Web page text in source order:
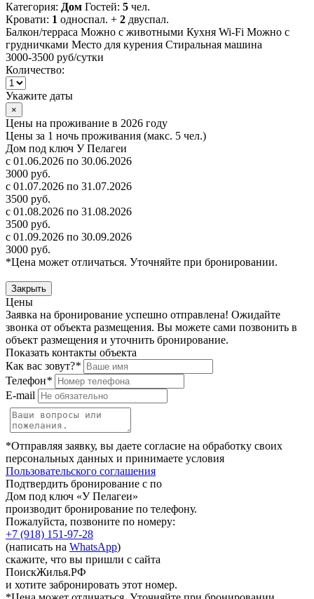
Категория: Дом Гостей: 5 чел.
Кровати: 1 односпал. + 2 двуспал.
Балкон/терраса Можно с животными Кухня Wi-Fi Можно с
грудничками Место для курения Стиральная машина
3000-3500 руб/сутки
Количество:
Укажите даты
×
Цены на проживание в 2026 году
Цены за 1 ночь проживания (макс. 5 чел.)
Дом под ключ У Пелагеи
с 01.06.2026 по 30.06.2026
3000 руб.
с 01.07.2026 по 31.07.2026
3500 руб.
с 01.08.2026 по 31.08.2026
3500 руб.
с 01.09.2026 по 30.09.2026
3000 руб.
*Цена может отличаться. Уточняйте при бронировании.
Закрыть
Цены
Заявка на бронирование успешно отправлена! Ожидайте
звонка от объекта размещения. Вы можете сами позвонить в
объект размещения и уточнить бронирование.
Показать контакты объекта
Как вас зовут?*
Телефон*
E-mail
*Отправляя заявку, вы даете согласие на обработку своих
персональных данных и принимаете условия
Пользовательского соглашения
Подтвердить бронирование с по
Дом под ключ «У Пелагеи»
производит бронирование по телефону.
Пожалуйста, позвоните по номеру:
+7 (918) 151-97-28
(написать на WhatsApp)
скажите, что вы пришли с сайта
ПоискЖилья.РФ
и хотите забронировать этот номер.